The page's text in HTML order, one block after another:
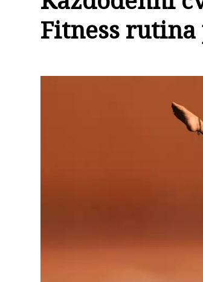
Fitness